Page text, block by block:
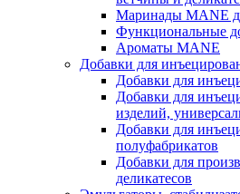
Маринады MANE
Функциональные
Ароматы MANE
Добавки для
Добавки для
Добавки для
изделий,
Добавки для
полуфабрикатов
Добавки для
деликатесов